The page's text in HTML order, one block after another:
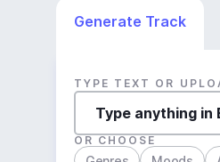
Generate Track
TYPE TEXT OR
OR CHOOSE